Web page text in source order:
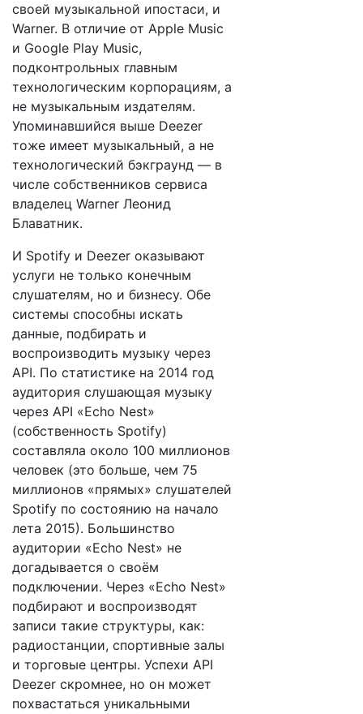
своей музыкальной ипостаси, и
Warner. В отличие от Apple Music
и Google Play Music,
подконтрольных главным
технологическим корпорациям, а
не музыкальным издателям.
Упоминавшийся выше Deezer
тоже имеет музыкальный, а не
технологический бэкграунд — в
числе собственников сервиса
владелец Warner Леонид
Блаватник.
И Spotify и Deezer оказывают
услуги не только конечным
слушателям, но и бизнесу. Обе
системы способны искать
данные, подбирать и
воспроизводить музыку через
API. По статистике на 2014 год
аудитория слушающая музыку
через API «Echo Nest»
(собственность Spotify)
составляла около 100 миллионов
человек (это больше, чем 75
миллионов «прямых» слушателей
Spotify по состоянию на начало
лета 2015). Большинство
аудитории «Echo Nest» не
догадывается о своём
подключении. Через «Echo Nest»
подбирают и воспроизводят
записи такие структуры, как:
радиостанции, спортивные залы
и торговые центры. Успехи API
Deezer скромнее, но он может
похвастаться уникальными